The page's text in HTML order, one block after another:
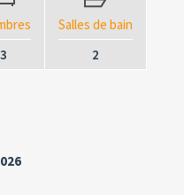
3
Salles de bain
2